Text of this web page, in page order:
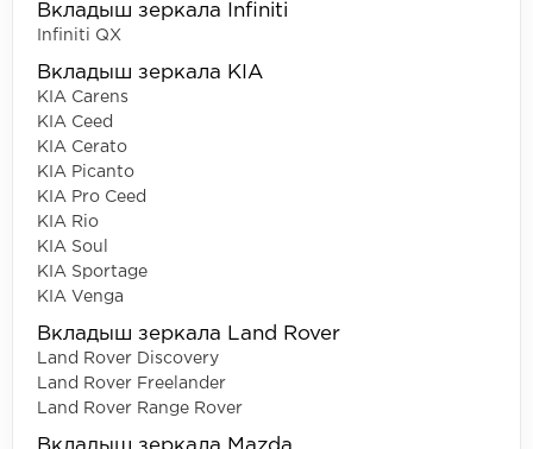
Вкладыш зеркала Infiniti
Infiniti QX
Вкладыш зеркала KIA
KIA Carens
KIA Ceed
KIA Cerato
KIA Picanto
KIA Pro Ceed
KIA Rio
KIA Soul
KIA Sportage
KIA Venga
Вкладыш зеркала Land Rover
Land Rover Discovery
Land Rover Freelander
Land Rover Range Rover